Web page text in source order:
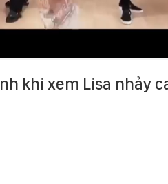
khi xem Lisa nhảy